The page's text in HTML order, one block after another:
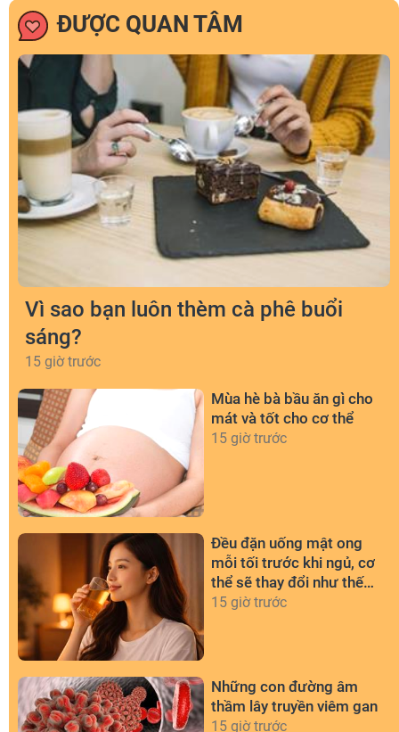
ĐƯỢC QUAN TÂM
Vì sao bạn luôn thèm cà phê buổi
sáng?
15 giờ trước
Mùa hè bà bầu ăn gì cho
mát và tốt cho cơ thể
15 giờ trước
Đều đặn uống mật ong
mỗi tối trước khi ngủ, cơ
thể sẽ thay đổi như thế
nào?
15 giờ trước
Những con đường âm
thầm lây truyền viêm gan
15 giờ trước